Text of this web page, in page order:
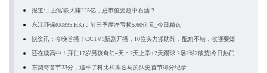
报道:工业富联大赚225亿，总市值要超中石油？
东江环保(00895.HK)：前三季度净亏损5.60亿元_今日精选
快资讯：今晚首播！CCTV1新剧开播，10位实力派助阵，配角不错，收视要爆
还在读高中！拜仁17岁男孩奇幻4天：2天上学+2天踢球 2场2球2破荒|今日热门
东契奇首节23分，追平了科比和库兹马的队史首节得分纪录